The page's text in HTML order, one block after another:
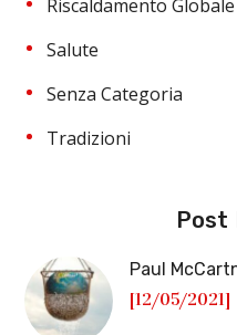
Riscaldamento Globale
Salute
Senza Categoria
Tradizioni
Post
Paul
[12/05/2021]